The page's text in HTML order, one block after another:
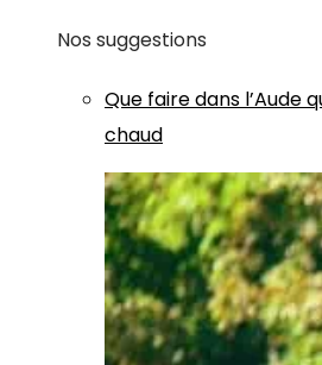
Nos suggestions
Que faire dans l’Aude
chaud